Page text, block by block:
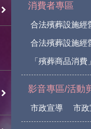
消費者專區
合法殯葬設施經
合法殯葬設施經
「殯葬商品消
影音專區/活動
市政宣導 市政